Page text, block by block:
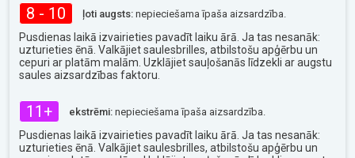
8 - 10 ļoti augsts: nepieciešama īpaša aizsardzība.
Pusdienas laikā izvairieties pavadīt laiku ārā. Ja tas nesanāk:
uzturieties ēnā. Valkājiet saulesbrilles, atbilstošu apģērbu un
cepuri ar platām malām. Uzklājiet sauļošanās līdzekli ar augstu
saules aizsardzības faktoru.
11+ ekstrēmi: nepieciešama īpaša aizsardzība.
Pusdienas laikā izvairieties pavadīt laiku ārā. Ja tas nesanāk:
uzturieties ēnā. Valkājiet saulesbrilles, atbilstošu apģērbu un